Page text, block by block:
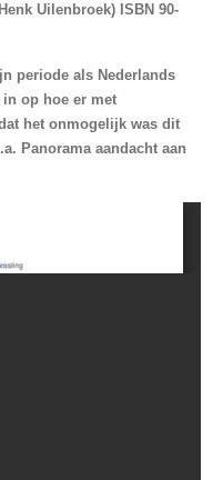
Uilenbroek) ISBN 90-
periode als Nederlands
op hoe er met
het onmogelijk was dit
Panorama aandacht aan